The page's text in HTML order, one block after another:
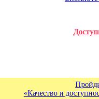
«Качество и